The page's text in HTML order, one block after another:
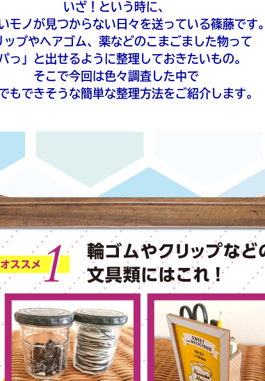
いざ！という時に、
モノが見つからない日々を送っている篠藤です。
ップやヘアゴム、薬などのこまごました物って
パっ」と出せるように整理しておきたいもの。
そこで今回は色々調査した中で
もできそうな簡単な整理方法をご紹介します。